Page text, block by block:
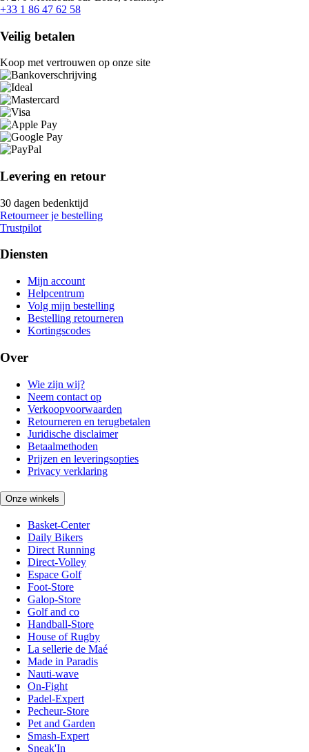
+33 1 86 47 62 58
Veilig betalen
Koop met vertrouwen op onze site
Levering en retour
30 dagen bedenktijd
Retourneer je bestelling
Trustpilot
Diensten
Mijn account
Helpcentrum
Volg mijn bestelling
Bestelling retourneren
Kortingscodes
Over
Wie zijn wij?
Neem contact op
Verkoopvoorwaarden
Retourneren en terugbetalen
Juridische disclaimer
Betaalmethoden
Prijzen en leveringsopties
Privacy verklaring
Onze winkels
Basket-Center
Daily Bikers
Direct Running
Direct-Volley
Espace Golf
Foot-Store
Galop-Store
Golf and co
Handball-Store
House of Rugby
La sellerie de Maé
Made in Paradis
Nauti-wave
On-Fight
Padel-Expert
Pecheur-Store
Pet and Garden
Smash-Expert
Sneak'In